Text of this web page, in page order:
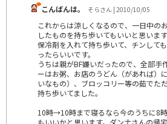
こんばんは。
そらさん | 2010/10/05
これからは涼しくなるので、一日中の
したものを持ち歩いてもいいと思います
保冷剤を入れて持ち歩いて、チンして
ったらいいです。
うちは親がBF嫌いだったので、全部手
ーはお粥、お店のうどん（があれば）
いなもの）、ブロッコリー等の茹でた
持ち歩いてました。
10時→10時まで寝るなら今のうちに8
もいいかと思います。ダンナさんの帰